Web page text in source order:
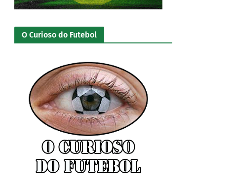
O Curioso do Futebol